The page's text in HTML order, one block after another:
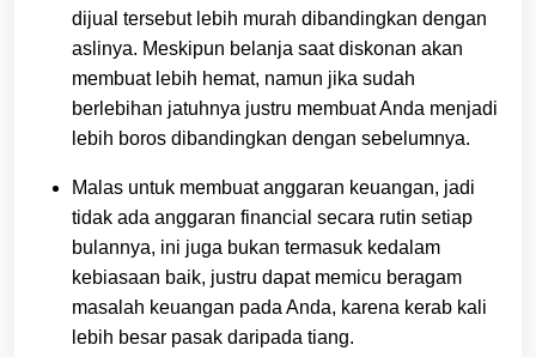
dijual tersebut lebih murah dibandingkan dengan
aslinya. Meskipun belanja saat diskonan akan
membuat lebih hemat, namun jika sudah
berlebihan jatuhnya justru membuat Anda menjadi
lebih boros dibandingkan dengan sebelumnya.
Malas untuk membuat anggaran keuangan, jadi
tidak ada anggaran financial secara rutin setiap
bulannya, ini juga bukan termasuk kedalam
kebiasaan baik, justru dapat memicu beragam
masalah keuangan pada Anda, karena kerab kali
lebih besar pasak daripada tiang.